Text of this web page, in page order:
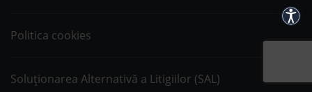
Politica cookies
Soluționarea Alternativă a Litigiilor (SAL)